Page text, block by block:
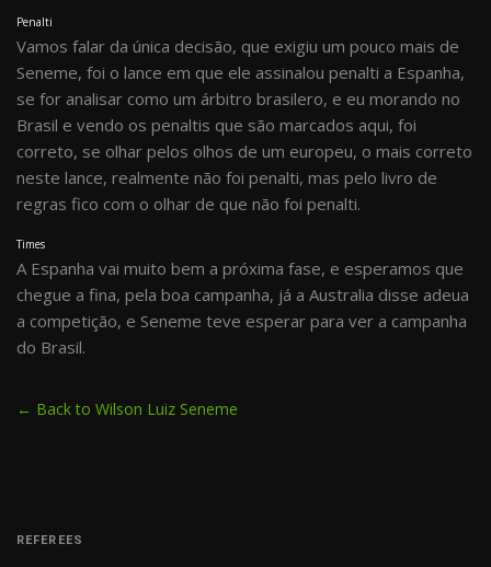
Penalti
Vamos falar da única decisão, que exigiu um pouco mais de
Seneme, foi o lance em que ele assinalou penalti a Espanha,
se for analisar como um árbitro brasilero, e eu morando no
Brasil e vendo os penaltis que são marcados aqui, foi
correto, se olhar pelos olhos de um europeu, o mais correto
neste lance, realmente não foi penalti, mas pelo livro de
regras fico com o olhar de que não foi penalti.
Times
A Espanha vai muito bem a próxima fase, e esperamos que
chegue a fina, pela boa campanha, já a Australia disse adeua
a competição, e Seneme teve esperar para ver a campanha
do Brasil.
← Back to Wilson Luiz Seneme
REFEREES